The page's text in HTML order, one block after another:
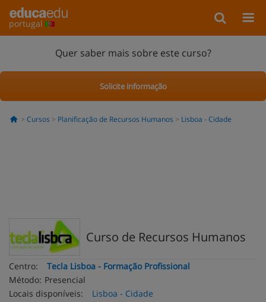
portugal
Quer saber mais sobre este curso?
Solicite informação
Cursos Planificação de Recursos Humanos Lisboa - Cidade
Curso de Recursos Humanos
Centro:
Tecla Lisboa - Formação Profissional
Método: Presencial
Locais disponíveis:
Lisboa - Cidade